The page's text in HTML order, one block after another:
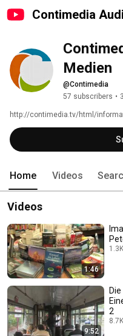
Contimedia
Medien
@Contimedia
57 subscribers •
http://contimedia.tv/html/
Home Videos
Videos
1:46
9:52
2